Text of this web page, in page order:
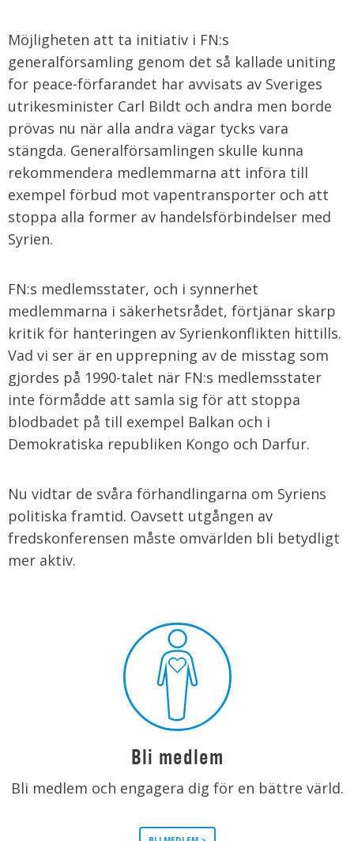
Möjligheten att ta initiativ i FN:s
generalförsamling genom det så kallade uniting
for peace-förfarandet har avvisats av Sveriges
utrikesminister Carl Bildt och andra men borde
prövas nu när alla andra vägar tycks vara
stängda. Generalförsamlingen skulle kunna
rekommendera medlemmarna att införa till
exempel förbud mot vapentransporter och att
stoppa alla former av handelsförbindelser med
Syrien.
FN:s medlemsstater, och i synnerhet
medlemmarna i säkerhetsrådet, förtjänar skarp
kritik för hanteringen av Syrienkonflikten hittills.
Vad vi ser är en upprepning av de misstag som
gjordes på 1990-talet när FN:s medlemsstater
inte förmådde att samla sig för att stoppa
blodbadet på till exempel Balkan och i
Demokratiska republiken Kongo och Darfur.
Nu vidtar de svåra förhandlingarna om Syriens
politiska framtid. Oavsett utgången av
fredskonferensen måste omvärlden bli betydligt
mer aktiv.
Bli medlem
Bli medlem och engagera dig för en bättre värld.